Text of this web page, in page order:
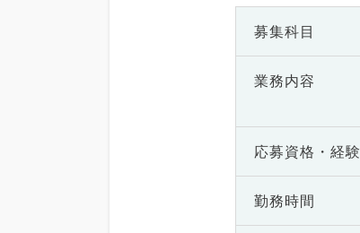
募集科目
業務内容
応募資格・ 経験
勤務時間